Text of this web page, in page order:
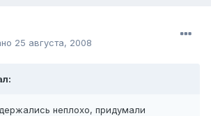
25 августа, 2008
неплохо, придумали